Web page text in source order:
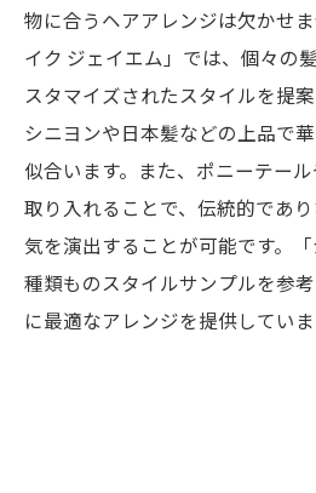
物に合うヘアアレンジは欠かせ
イク ジェイエム」では、個々の
スタマイズされたスタイルを提
シニヨンや日本髪などの上品で
似合います。また、ポニーテー
取り入れることで、伝統的であ
気を演出することが可能です。
種類ものスタイルサンプルを参
に最適なアレンジを提供していま